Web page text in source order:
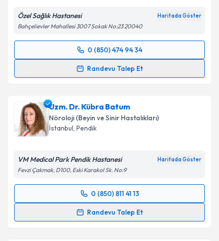
Metni'ni okudum ve kişisel verilerimin belirtilen
kapsamda işlenmesini kabul ediyorum.
Takvim Talebini Gönder
Özel Sağlık Hastanesi Haritada Göster
Bahçelievler Mahallesi 3007 Sokak No:23 20040
0 (850) 474 94 34
Randevu Talep Et
Randevu Takvimi Talebi
için bir takvim hazırlandığında e-posta ile
bilgilendireceğiz.
E-posta Adresiniz
Kişisel verilerimin işlenmesine ilişkinAydınlatma
'ni okudum ve kişisel verilerimin belirtilen
kapsamda işlenmesini kabul ediyorum.
Uzm. Dr. Kübra Batum
Nöroloji (Beyin ve Sinir Hastalıkları)
İstanbul, Pendik
VM Medical Park Pendik Hastanesi Haritada Göster
Fevzi Çakmak, D100, Eski Karakol Sk. No:9
0 (850) 811 41 13
Randevu Talep Et
Randevu Takvimi Talebi